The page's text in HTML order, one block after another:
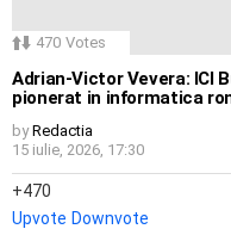
470 Votes
Adrian-Victor Vevera: ICI
pionerat in informatica
by Redactia
15 iulie, 2026, 17:30
470
Upvote Downvote